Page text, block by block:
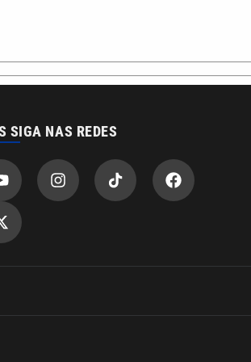
SIGA NAS REDES